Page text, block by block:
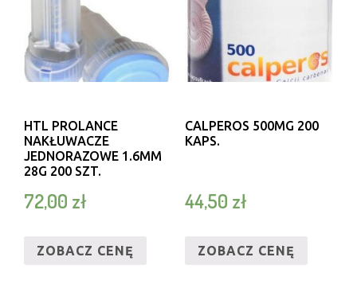
HTL PROLANCE
NAKŁUWACZE
JEDNORAZOWE 1.6MM
28G 200 SZT.
72,00 zł
ZOBACZ CENĘ
CALPEROS 500MG 200
KAPS.
44,50 zł
ZOBACZ CENĘ